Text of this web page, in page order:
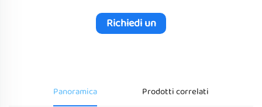
Richiedi un
Panoramica Prodotti correlati